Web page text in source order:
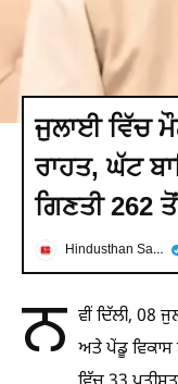
ਜੁਲਾਈ ਵਿੱਚ
ਰਾਹਤ, ਘੱਟ
ਗਿਣਤੀ 262
Hindusthan Samachar
ਨ ਵੀਂ ਦਿੱਲੀ, 08
ਅਤੇ ਪੇਂਡੂ ਵਿਕਾਸ